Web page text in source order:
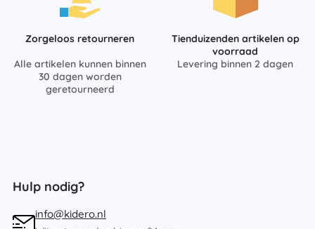
Zorgeloos retourneren
Alle artikelen kunnen binnen
30 dagen worden
geretourneerd
Tienduizenden artikelen op
voorraad
Levering binnen 2 dagen
Hulp nodig?
info@kidero.nl